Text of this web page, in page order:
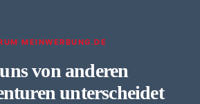
MEINWERBUNG.DE
von anderen
unterscheidet